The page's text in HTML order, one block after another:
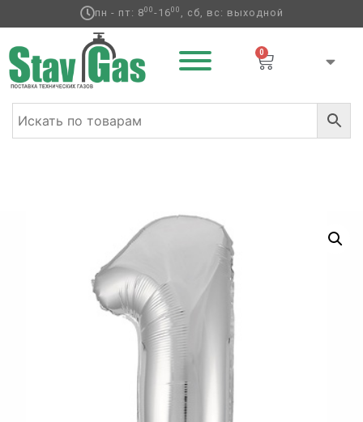
пн - пт: 800-1600 , сб, вс: выходной
0